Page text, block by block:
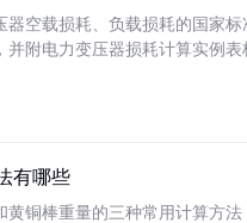
空载损耗、负载损耗的国家
附电力变压器损耗计算实例
有哪些
黄铜棒重量的三种常用计算方